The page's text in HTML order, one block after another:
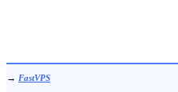
→ FastVPS